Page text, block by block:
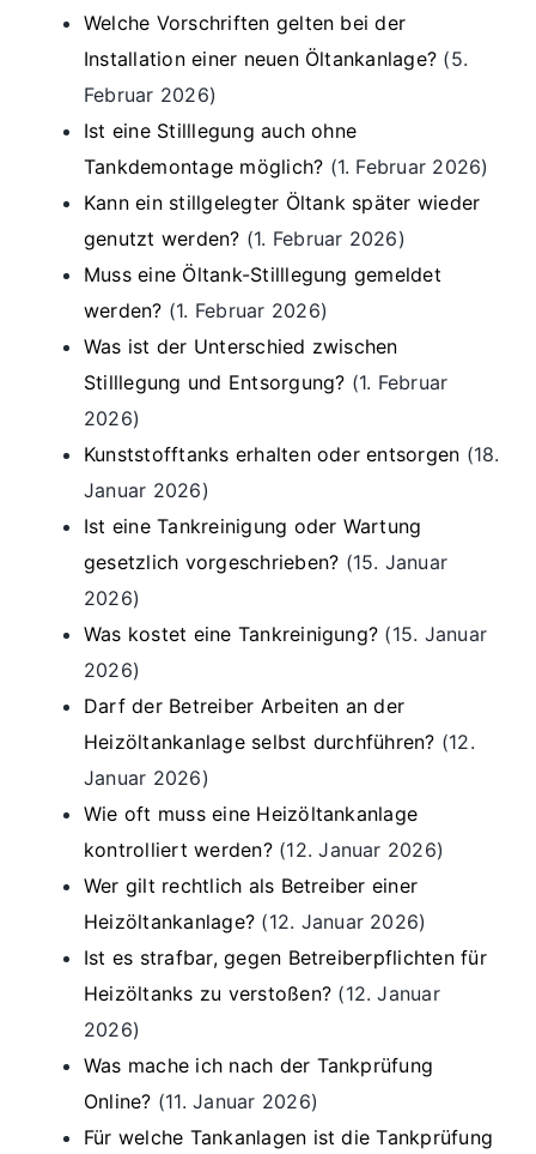
Welche Vorschriften gelten bei der
Installation einer neuen Öltankanlage? (5.
Februar 2026)
Ist eine Stilllegung auch ohne
Tankdemontage möglich? (1. Februar 2026)
Kann ein stillgelegter Öltank später wieder
genutzt werden? (1. Februar 2026)
Muss eine Öltank-Stilllegung gemeldet
werden? (1. Februar 2026)
Was ist der Unterschied zwischen
Stilllegung und Entsorgung? (1. Februar
2026)
Kunststofftanks erhalten oder entsorgen (18.
Januar 2026)
Ist eine Tankreinigung oder Wartung
gesetzlich vorgeschrieben? (15. Januar
2026)
Was kostet eine Tankreinigung? (15. Januar
2026)
Darf der Betreiber Arbeiten an der
Heizöltankanlage selbst durchführen? (12.
Januar 2026)
Wie oft muss eine Heizöltankanlage
kontrolliert werden? (12. Januar 2026)
Wer gilt rechtlich als Betreiber einer
Heizöltankanlage? (12. Januar 2026)
Ist es strafbar, gegen Betreiberpflichten für
Heizöltanks zu verstoßen? (12. Januar
2026)
Was mache ich nach der Tankprüfung
Online? (11. Januar 2026)
Für welche Tankanlagen ist die Tankprüfung